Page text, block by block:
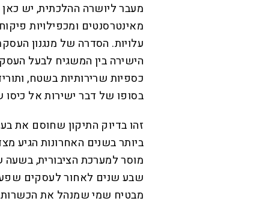
​מעבר ליושרה ההלכתית, יש
מאינטרסנטים ומכפילויות
עלויות. הסדרה של מנגנון
הישירה בין המשגיח לבעל
כספיות שרירותיות בשטח,
בסופו של דבר ישירות אל
​זהו בדיוק התיקון שחוסם את
ביותר בשנים האחרונות הגיע
מוסר למערכת הציבורית,
שבע שנים לאחור לעסקים
מבטיח שמי שמנהל את הכשרות